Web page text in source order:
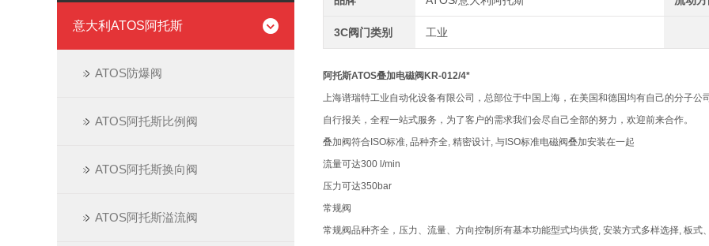
意大利ATOS阿托斯
ATOS防爆阀
ATOS阿托斯比例阀
ATOS阿托斯换向阀
ATOS阿托斯溢流阀
3C阀门类别 工业
阿托斯ATOS叠加电磁阀KR-012/4*
上海谱瑞特工业自动化设备有限公司，总部位于中国上海，在美国和德国均有自己的分子
自行报关，全程一站式服务，为了客户的需求我们会尽自己全部的努力，欢迎前来合作。
叠加阀符合ISO标准, 品种齐全, 精密设计, 与ISO标准电磁阀叠加安装在一起
流量可达300 l/min
压力可达350bar
常规阀
常规阀品种齐全，压力、流量、方向控制所有基本功能型式均供货, 安装方式多样选择, 板式